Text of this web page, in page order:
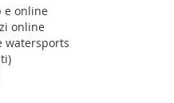
e online
online
watersports